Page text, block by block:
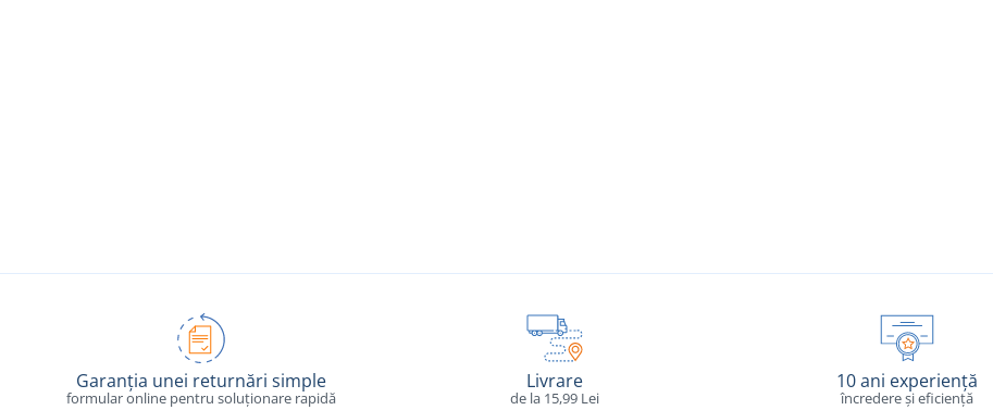
Garanția unei returnări simple
formular online pentru soluționare rapidă
Livrare
de la 15,99 Lei
10 ani experiență
încredere și eficiență